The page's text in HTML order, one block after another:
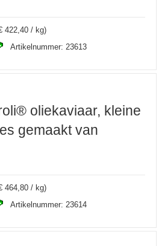
422,40 / kg)
Artikelnummer: 23613
oliekaviaar, kleine
gemaakt van
464,80 / kg)
Artikelnummer: 23614